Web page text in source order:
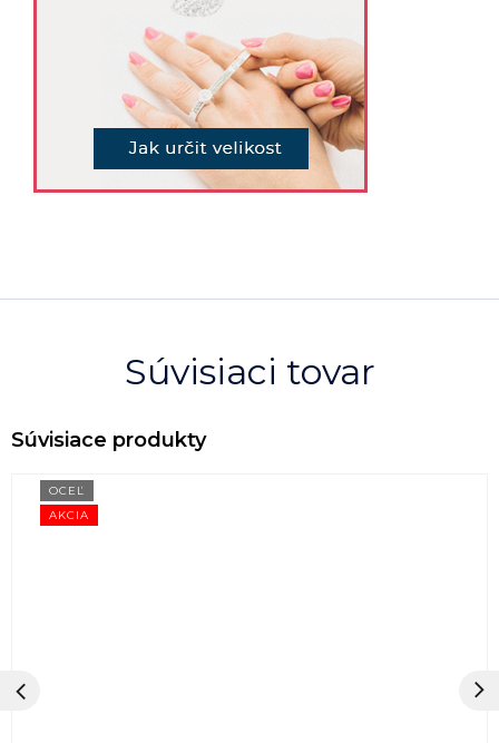
Súvisiaci tovar
AKCIA
OCEĽ